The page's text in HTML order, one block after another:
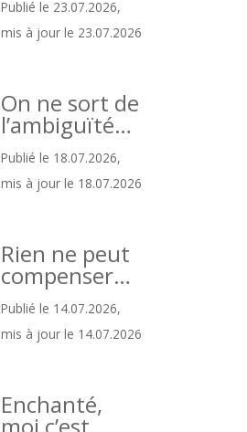
Publié le 23.07.2026,
mis à jour le 23.07.2026
On ne sort de
l’ambiguïté…
Publié le 18.07.2026,
mis à jour le 18.07.2026
Rien ne peut
compenser…
Publié le 14.07.2026,
mis à jour le 14.07.2026
Enchanté,